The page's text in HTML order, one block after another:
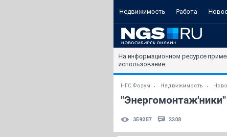
Недвижимость Работа
На информационном ресурсе
использование.
НГС.Форум Недвижимость
"Энергомонтаж'ники"
359257 2208